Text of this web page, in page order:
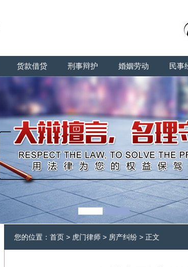
货款借贷 刑事辩护 婚姻劳动 民事
您的位置： 首页 > 虎门律师 > 房产纠纷 > 正文